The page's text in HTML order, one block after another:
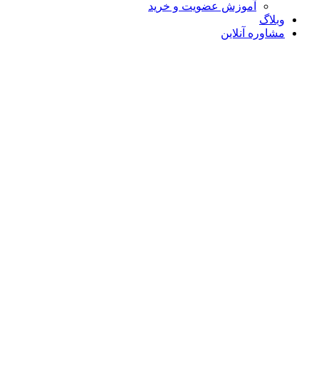
آموزش عضویت و خرید
وبلاگ
مشاوره آنلاین